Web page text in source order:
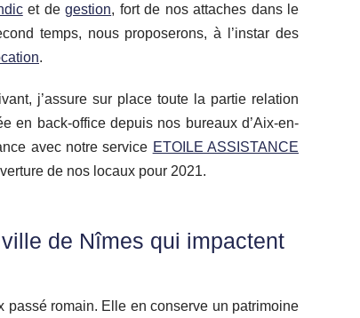
et degestion, fort de nos attaches dans le
temps, nous proposerons, à l’instar des
.
j’assure sur place toute la partie relation
en back-office depuis nos bureaux d’Aix-en-
avec notre service ETOILE ASSISTANCE
de nos locaux pour 2021.
de Nîmes qui impactent
romain. Elle en conserve un patrimoine